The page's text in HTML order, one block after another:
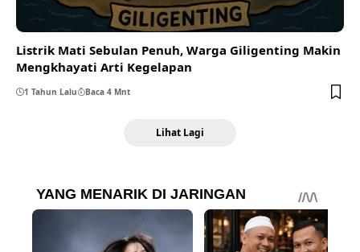
Listrik Mati Sebulan Penuh, Warga Giligenting Makin
Mengkhayati Arti Kegelapan
1 Tahun Lalu Baca 4 Mnt
Lihat Lagi